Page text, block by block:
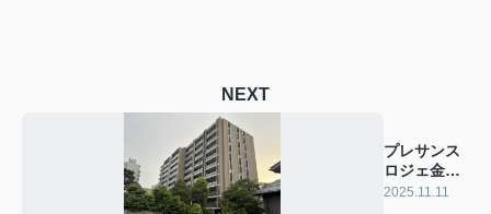
NEXT
プレサンス
ロジェ金沢
香林坊 商
2025.11.11